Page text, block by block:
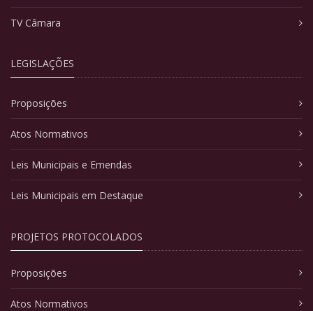
TV Câmara
LEGISLAÇÕES
Proposições
Atos Normativos
Leis Municipais e Emendas
Leis Municipais em Destaque
PROJETOS PROTOCOLADOS
Proposições
Atos Normativos